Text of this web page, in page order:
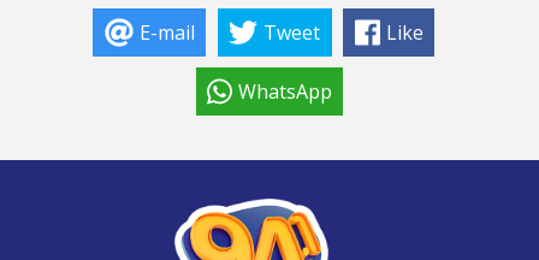
E-mail Tweet Like
WhatsApp